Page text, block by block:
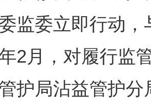
监委立即行动
2月，对履行监
护局沾益管护